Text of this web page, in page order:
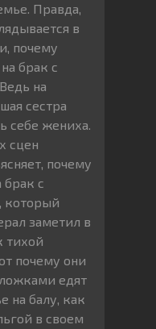
Правда,
в
почему
брак с
на
сестра
себе жениха.
сцен
почему
брак с
который
заметил в
тихой
почему они
едят
на балу, как
в своем